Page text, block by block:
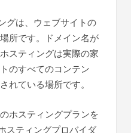
グは、ウェブサイトの
所です。ドメイン名が
スティングは実際の家
のすべてのコンテン
れている場所です。
ホスティングプランを
スティングプロバイダ